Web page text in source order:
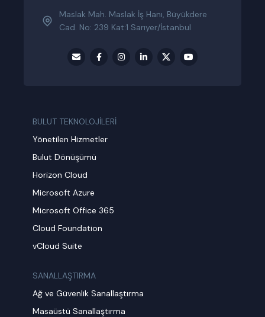
Maslak Mah. Maslak İş Hanı, Büyükdere
Cad. No: 239 Kat:1 Sarıyer/İstanbul
BULUT TEKNOLOJİLERİ
Yönetilen Hizmetler
Bulut Dönüşümü
Horizon Cloud
Microsoft Azure
Microsoft Office 365
Cloud Foundation
vCloud Suite
SANALLAŞTIRMA
Ağ ve Güvenlik Sanallaştırma
Masaüstü Sanallaştırma